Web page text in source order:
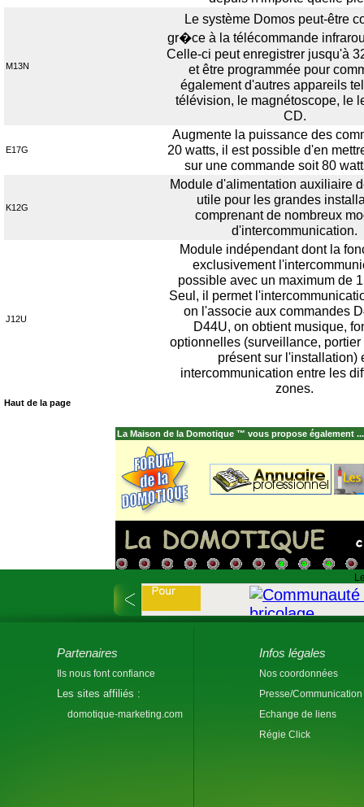
M13N
Le système Domos peut-être
gr�ce à la télécommande
Celle-ci peut enregistrer jusqu'à
et être programmée pour
également d'autres appareils
télévision, le magnétoscope, le
CD.
E17G
Augmente la puissance des
20 watts, il est possible d'en
sur une commande soit 80
K12G
Module d'alimentation auxiliaire
utile pour les grandes
comprenant de nombreux
d'intercommunication.
J12U
Module indépendant dont la
exclusivement
possible avec un maximum de
Seul, il permet
on l'associe aux commandes
D44U, on obtient musique,
optionnelles (surveillance, portier
présent sur l'installation)
intercommunication entre les
zones.
Haut de la page
La Maison de la Domotique ™ vous propose également ...
Partenaires
Ils nous font confiance
Les sites affiliés :
domotique-marketing.com
Infos légales
Nos coordonnées
Presse/Communication
Echange de liens
Régie Click